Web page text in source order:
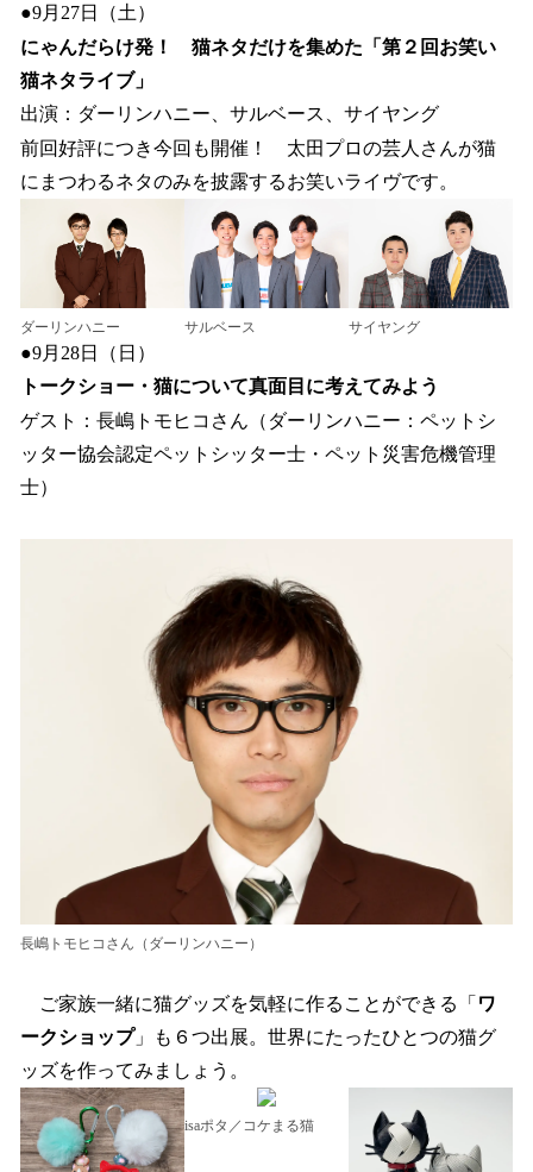
●9月27日（土）
にゃんだらけ発！ 猫ネタだけを集めた「第２回お笑い
猫ネタライブ」
出演：ダーリンハニー、サルベース、サイヤング
前回好評につき今回も開催！ 太田プロの芸人さんが猫
にまつわるネタのみを披露するお笑いライヴです。
ダーリンハニー サルベース サイヤング
●9月28日（日）
トークショー・猫について真面目に考えてみよう
ゲスト：長嶋トモヒコさん（ダーリンハニー：ペットシ
ッター協会認定ペットシッター士・ペット災害危機管理
士）
長嶋トモヒコさん（ダーリンハニー）
ご家族一緒に猫グッズを気軽に作ることができる「 ワ
ークショップ」も６つ出展。世界にたったひとつの猫グ
ッズを作ってみましょう。
isaポタ／コケまる猫